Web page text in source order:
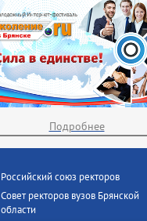
Подробнее
Российский союз ректоров
Совет ректоров вузов Брянской
области